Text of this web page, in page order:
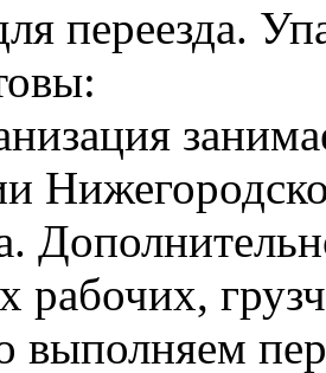
переезда.
рабочих,
выполняем